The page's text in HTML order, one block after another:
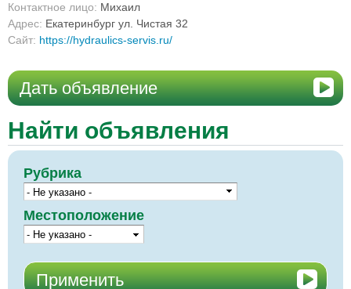
Контактное лицо: Михаил
Адрес: Екатеринбург ул. Чистая 32
Сайт: https://hydraulics-servis.ru/
Дать объявление
Найти объявления
Рубрика
Местоположение